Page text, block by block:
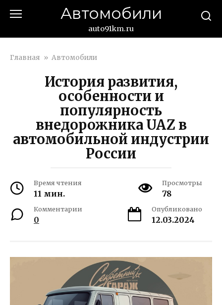
Автомобили
auto91km.ru
Главная » Автомобили
История развития,
особенности и
популярность
внедорожника UAZ в
автомобильной индустрии
России
Время чтения
11 мин.
Просмотры
78
Комментарии
0
Опубликовано
12.03.2024